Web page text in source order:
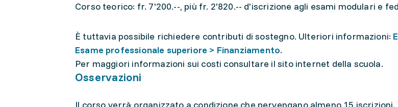
Corso teorico: fr. 7'200.--, più fr. 2'820.-- d'iscrizione agli esami modulari e
È tuttavia possibile richiedere contributi di sostegno. Ulteriori informazioni:
Esame professionale superiore > Finanziamento.
Per maggiori informazioni sui costi consultare il sito internet della scuola.
Osservazioni